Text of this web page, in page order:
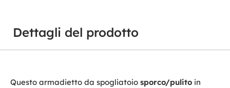
Dettagli del prodotto
Questo armadietto da spogliatoio sporco/pulito in